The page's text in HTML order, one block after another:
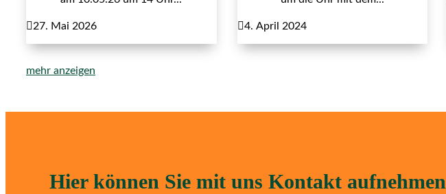
27. Mai 2026 4. April 2024
mehr anzeigen
Hier können Sie mit uns Kontakt aufnehmen